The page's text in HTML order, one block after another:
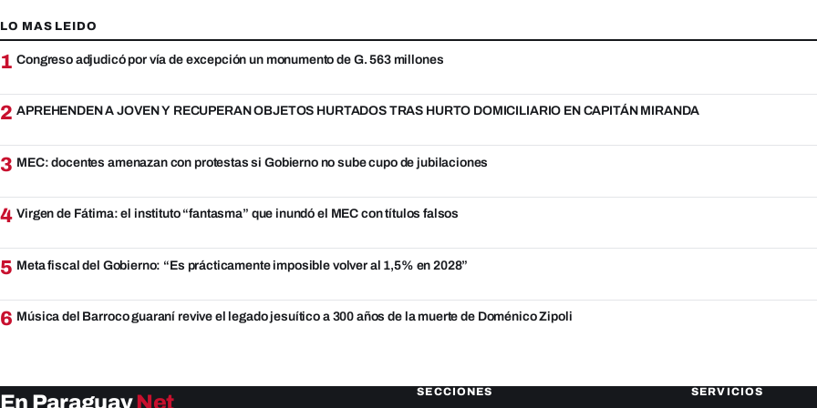
LO MAS LEIDO
1 Congreso adjudicó por vía de excepción un monumento de G. 563 millones
2 APREHENDEN A JOVEN Y RECUPERAN OBJETOS HURTADOS TRAS HURTO DOMICILIARIO EN CAPITÁN MIRANDA
3 MEC: docentes amenazan con protestas si Gobierno no sube cupo de jubilaciones
4 Virgen de Fátima: el instituto “fantasma” que inundó el MEC con títulos falsos
5 Meta fiscal del Gobierno: “Es prácticamente imposible volver al 1,5% en 2028”
6 Música del Barroco guaraní revive el legado jesuítico a 300 años de la muerte de Doménico Zipoli
En ParaguayNet SECCIONES SERVICIOS